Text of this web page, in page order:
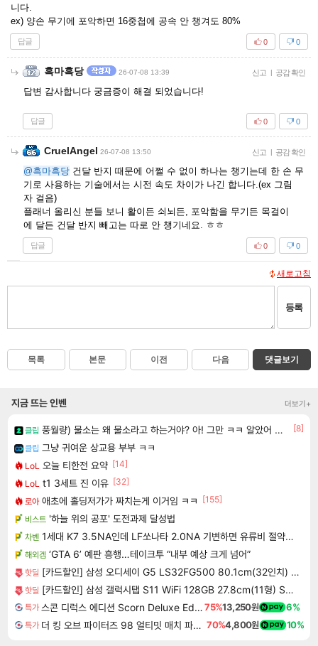
니다.
ex) 양손 무기에 포악하면 16중첩에 공속 안 챙겨도 80%
답글 0
0
흑마흑당 26-07-08 13:39 신고 | 공감 확인
답변 감사합니다 궁금증이 해결 되었습니다!
답글 0
0
CruelAngel 26-07-08 13:50 신고 | 공감 확인
@흑마흑당 건달 반지 때문에 어쩔 수 없이 하나는 챙기는데 한 손 무
기로 사용하는 기술에서는 시전 속도 차이가 나긴 합니다.(ex 그림
자 걸음)
플래너 올리신 분들 보니 활이든 쇠뇌든, 포악함을 무기든 목걸이
에 달든 건달 반지 빼고는 따로 안 챙기네요. ㅎㅎ
답글 0
0
새로고침
등록
목록 본문 이전 다음 댓글보기
지금 뜨는 인벤 더보기+
클립 풍월량) 물소는 왜 물소라고 하는거야? 아! 그만 ㅋㅋ 알았어 ㅋㅋ
[8]
클립 그냥 귀여운 상교용 부부 ㅋㅋ
LoL 오늘 티한전 요약 [14]
LoL t1 3세트 진 이유 [32]
로아 애초에 홀딩저가가 짜치는게 이거임 ㅋㅋ
[155]
비스트 '하늘 위의 공포' 도전과제 달성법
차벤 1세대 K7 3.5NA인데 LF쏘나타 2.0NA 기변하면 유류비 절약이 얼마나 될까요..?
해외겜 ‘GTA 6’ 예판 흥행…테이크투 “내부 예상 크게 넘어”
핫딜 [카드할인] 삼성 오디세이 G5 LS32FG500 80.1cm(32인치) 게이밍 모니터 180Hz
핫딜 [카드할인] 삼성 갤럭시탭 S11 WiFi 128GB 27.8cm(11형) S펜포함 태블릿PC
특가 스콘 디럭스 에디션 Scorn Deluxe Edition75%13,250원 6%
특가 더 킹 오브 파이터즈 98 얼티밋 매치 파이널 에디션 THE KING OF FIGHTERS 98 ULTIMATE MATCH FINAL EDITION 70%4,800원 10%